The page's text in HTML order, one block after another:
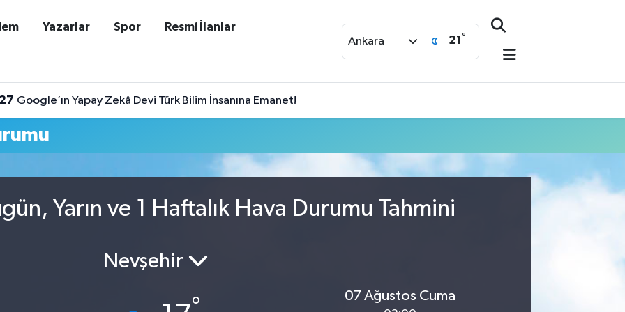
Yazarlar Spor Resmi İlanlar
Ankara 21 °
Google’ın Yapay Zekâ Devi Türk Bilim İnsanına Emanet!
Yarın ve 1 Haftalık Hava Durumu Tahmini
Nevşehir
°
07 Ağustos Cuma